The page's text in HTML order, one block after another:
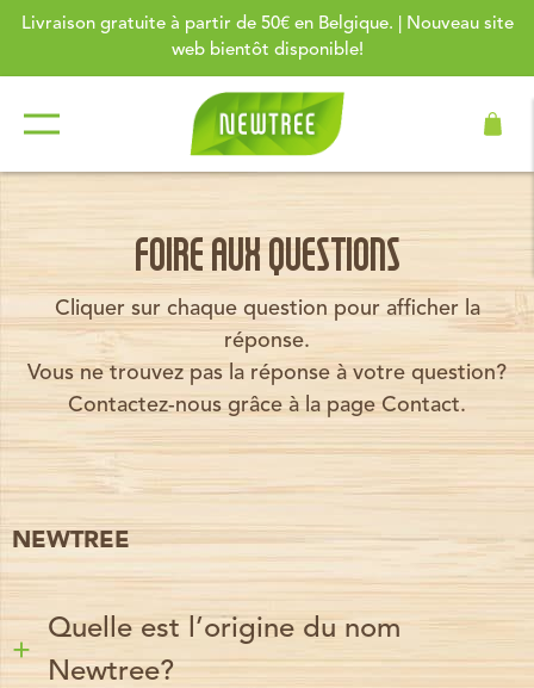
Livraison gratuite à partir de 50€ en Belgique. | Nouveau site
web bientôt disponible!
FOIRE AUX QUESTIONS
Cliquer sur chaque question pour afficher la
réponse.
Vous ne trouvez pas la réponse à votre question?
Contactez-nous grâce à la page Contact.
NEWTREE
Quelle est l’origine du nom
Newtree?